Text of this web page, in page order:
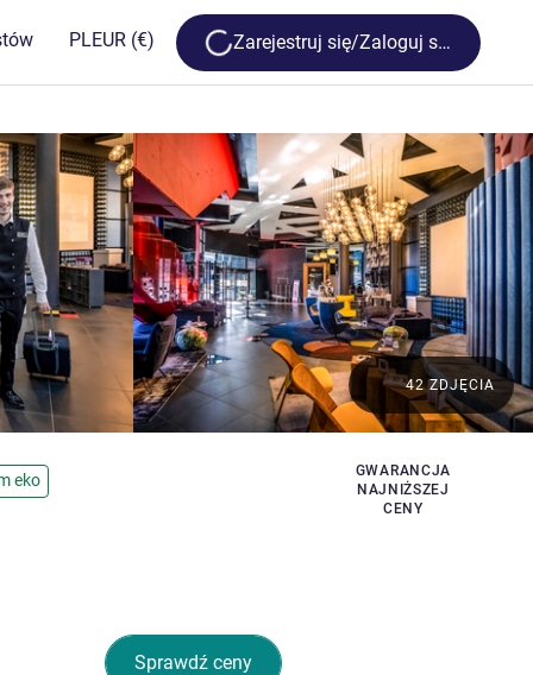
PLEUR (€) Loading...
Zarejestruj się/Zaloguj się
eko
GWARANCJA
NAJNIŻSZEJ
CENY
42 ZDJĘCIA
Sprawdź ceny